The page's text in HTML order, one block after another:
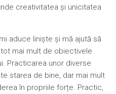
creativitatea și unicitatea
aduce liniște și mă ajută să
mai mult de obiectivele
Practicarea unor diverse
starea de bine, dar mai mult
în propriile forțe. Practic,